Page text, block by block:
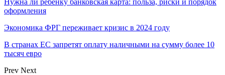
оформления
Экономика ФРГ переживает кризис в 2024 году
В странах ЕС запретят оплату наличными на сумму более 10
тысяч евро
Prev Next